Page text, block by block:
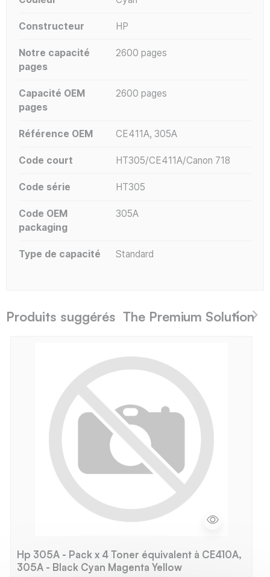
Constructeur HP
Notre capacité
pages
2600 pages
Capacité OEM
pages
2600 pages
Référence OEM CE411A, 305A
Code court HT305/CE411A/Canon 718
Code série HT305
Code OEM
packaging
305A
Type de capacité Standard
Produits suggérés The Premium Solution
Hp 305A - Pack x 4 Toner équivalent à CE410A,
305A - Black Cyan Magenta Yellow